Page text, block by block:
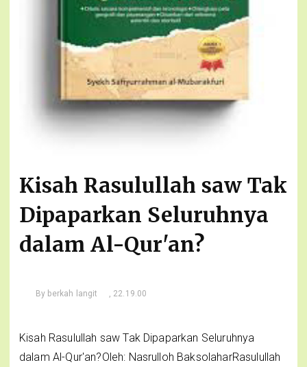
Kisah Rasulullah saw Tak
Dipaparkan Seluruhnya
dalam Al-Qur'an?
By berkah langit , 22.19.00
Kisah Rasulullah saw Tak Dipaparkan Seluruhnya
dalam Al-Qur'an?Oleh: Nasrulloh BaksolaharRasulullah